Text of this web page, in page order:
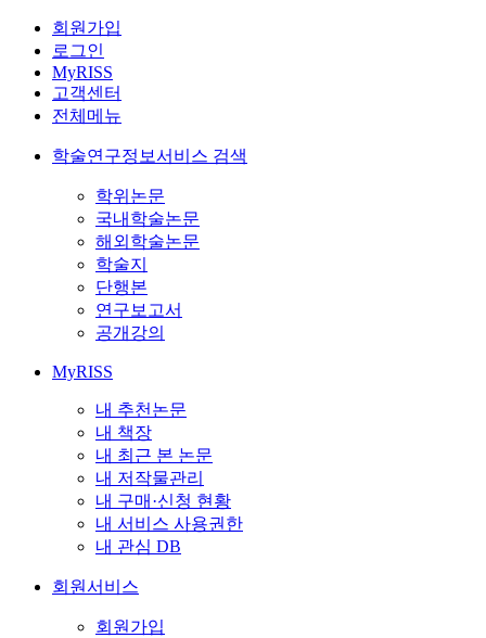
회원가입
로그인
MyRISS
고객센터
전체메뉴
학술연구정보서비스 검색
학위논문
국내학술논문
해외학술논문
학술지
단행본
연구보고서
공개강의
MyRISS
내 추천논문
내 책장
내 최근 본 논문
내 저작물관리
내 구매·신청 현황
내 서비스 사용권한
내 관심 DB
회원서비스
회원가입